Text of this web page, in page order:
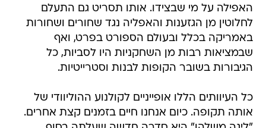
האפילה על מי שבצידו. אותו תסריט גם התעלם
לחלוטין מן הגזענות והאפליה נגד שחורים ושחורות
באמריקה בכלל ובעולם הספורט בפרט, ואף
שבמציאות רבות מן השחקניות היו לסביות, כל
הגיבורות בשובר הקופות לבנות וסטרייטיות.
כל העיוותים הללו אופייניים לקולנוע ההוליוודי של
אותה תקופה. כיום אנחנו חיים בזמנים קצת אחרים.